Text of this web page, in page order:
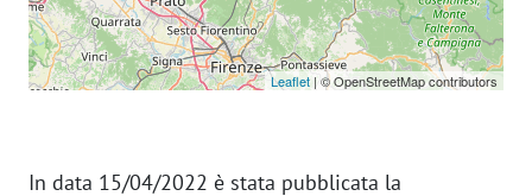
Leaflet | © OpenStreetMap contributors
In data 15/04/2022 è stata pubblicata la